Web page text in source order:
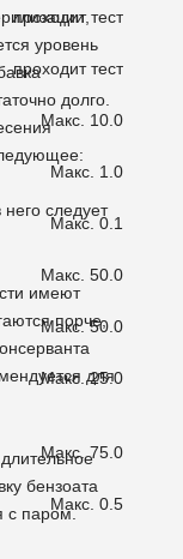
уровень
долго.
следует
имеют
порче,
для
бензоата
с паром.
проходит тест
проходит тест
Макс. 10.0
Макс. 1.0
Макс. 0.1
Макс. 50.0
Макс. 50.0
Макс. 25.0
Макс. 75.0
Макс. 0.5